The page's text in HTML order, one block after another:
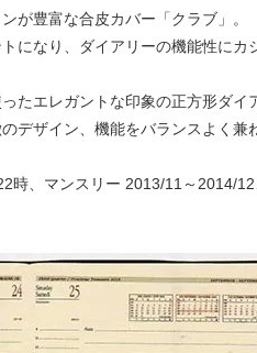
が豊富な合皮カバー「クラブ」。
になり、ダイアリーの機能性にカ
たエレガントな印象の正方形ダイ
デザイン、機能をバランスよく兼
時、マンスリー 2013/11～2014/